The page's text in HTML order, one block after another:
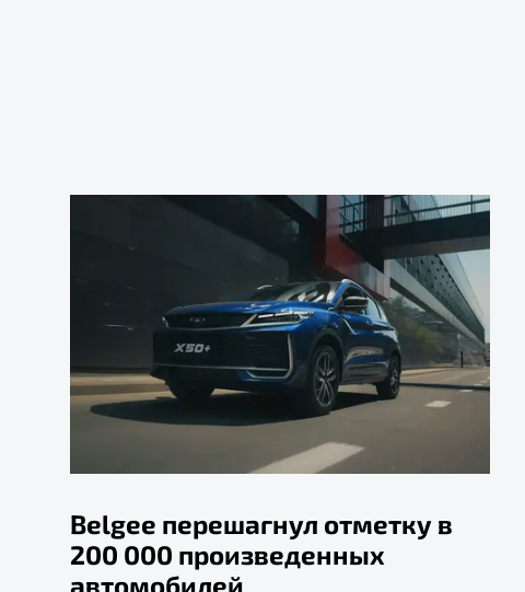
Belgee перешагнул отметку в
200 000 произведенных
автомобилей